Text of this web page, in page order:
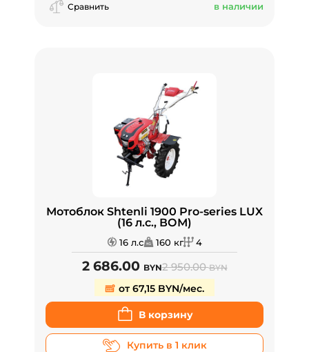
Сравнить в наличии
Мотоблок Shtenli 1900 Pro-series LUX
(16 л.с., ВОМ)
16 л.с 160 кг 4
2 686.00 BYN2 950.00BYN
от 67,15 BYN/мес.
В корзину
Купить в 1 клик